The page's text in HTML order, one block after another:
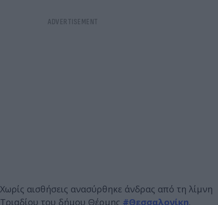
Χωρίς αισθήσεις ανασύρθηκε άνδρας από τη λίμνη
Τριαδίου του δήμου Θέρμης #Θεσσαλονίκη.